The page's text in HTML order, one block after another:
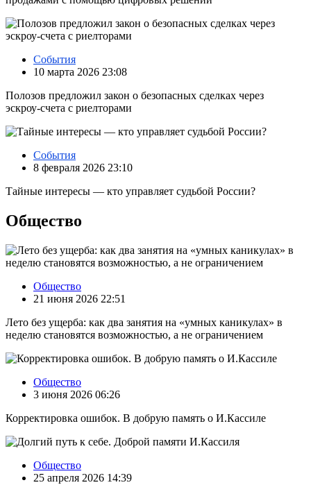
События
10 марта 2026 23:08
Полозов предложил закон о безопасных сделках через
эскроу‑счета с риелторами
События
8 февраля 2026 23:10
Тайные интересы — кто управляет судьбой России?
Общество
Общество
21 июня 2026 22:51
Лето без ущерба: как два занятия на «умных каникулах» в
неделю становятся возможностью, а не ограничением
Общество
3 июня 2026 06:26
Корректировка ошибок. В добрую память о И.Кассиле
Общество
25 апреля 2026 14:39